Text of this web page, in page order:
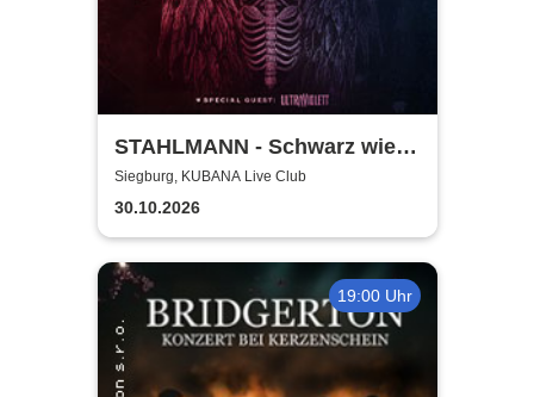
STAHLMANN - Schwarz wie
der Tod Tour 2026
Siegburg, KUBANA Live Club
30.10.2026
19:00 Uhr